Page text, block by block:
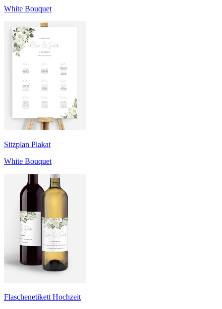
White Bouquet
Sitzplan Plakat
White Bouquet
Flaschenetikett Hochzeit